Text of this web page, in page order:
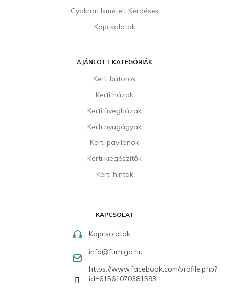
Gyakran Ismételt Kérdések
Kapcsolatok
AJÁNLOTT KATEGÓRIÁK
Kerti bútorok
Kerti házak
Kerti üvegházak
Kerti nyugágyak
Kerti pavilonok
Kerti kiegészítők
Kerti hinták
KAPCSOLAT
Kapcsolatok
info@furnigo.hu
https://www.facebook.com/profile.php?
id=61561070381593